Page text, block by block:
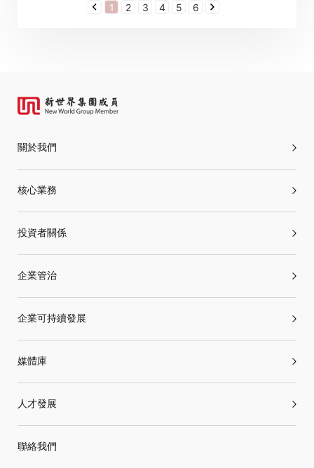
1 2 3 4 5 6
關於我們
核心業務
投資者關係
企業管治
企業可持續發展
媒體庫
人才發展
聯絡我們